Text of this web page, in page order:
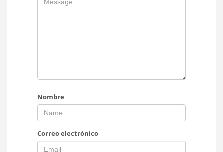
Nombre
Correo electrónico